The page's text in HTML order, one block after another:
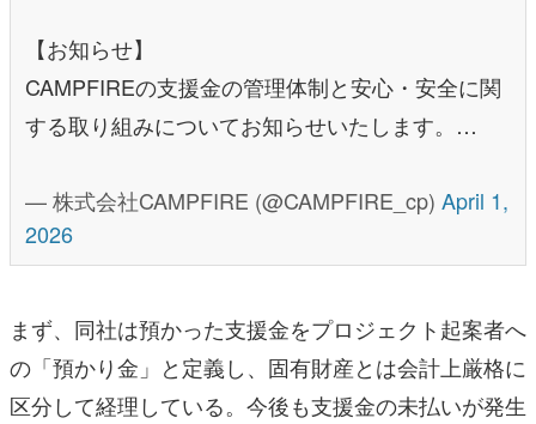
【お知らせ】
CAMPFIREの支援金の管理体制と安心・安全に関
する取り組みについてお知らせいたします。…
— 株式会社CAMPFIRE (@CAMPFIRE_cp) April 1,
2026
まず、同社は預かった支援金をプロジェクト起案者へ
の「預かり金」と定義し、固有財産とは会計上厳格に
区分して経理している。今後も支援金の未払いが発生